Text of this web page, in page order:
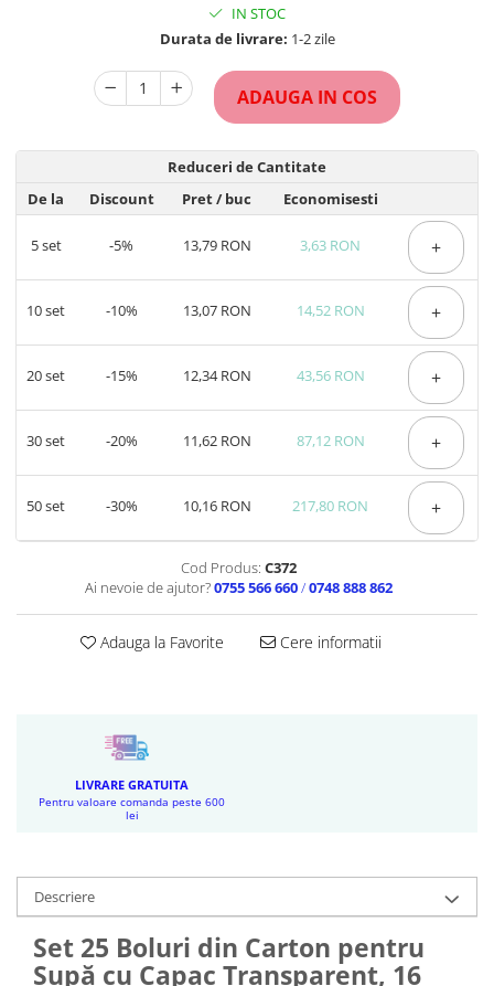
IN STOC
Durata de livrare: 1-2 zile
ADAUGA IN COS
Reduceri de Cantitate
De la
Discount Pret/ buc Economisesti
5set -5% 13,79 RON 3,63 RON +
10set -10% 13,07 RON 14,52 RON +
20set -15% 12,34 RON 43,56 RON +
30set -20% 11,62 RON 87,12 RON +
50set -30% 10,16 RON 217,80 RON +
Cod Produs: C372
Ai nevoie de ajutor?0755 566 660/0748 888 862
Adauga la Favorite Cere informatii
LIVRARE GRATUITA
Pentru valoare comanda peste 600
lei
Descriere
Set 25 Boluri din Carton pentru
Supă cu Capac Transparent, 16